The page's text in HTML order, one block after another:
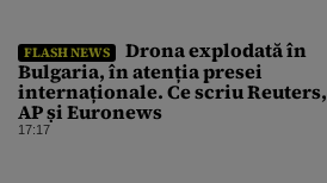
FLASH NEWS
Drona explodată în
Bulgaria, în atenția presei
internaționale. Ce scriu Reuters,
AP și Euronews
17:17